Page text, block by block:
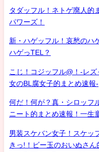
タダッフル！ネトゲ廃人的
パワーズ！
新・ハゲッフル！哀愁のハ
ハゲっTEL？
こじ！コジッフル@！-レ
女のBL腐女子的まとめ速報-
何だ！何が？真・シロッ
ニート的まとめ速報！一生
男装スケバン女子！スケッ
きっ!！ビー玉のおいぬさ